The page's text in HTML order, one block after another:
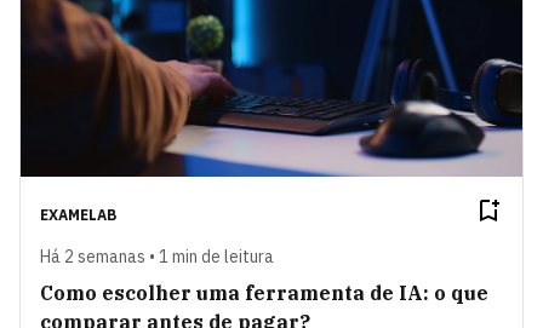
EXAMELAB
Há 2 semanas • 1 min de leitura
Como escolher uma ferramenta de IA: o que
comparar antes de pagar?